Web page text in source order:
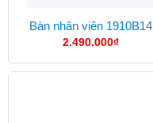
Bàn nhân viên 1910B14
2.490.000₫